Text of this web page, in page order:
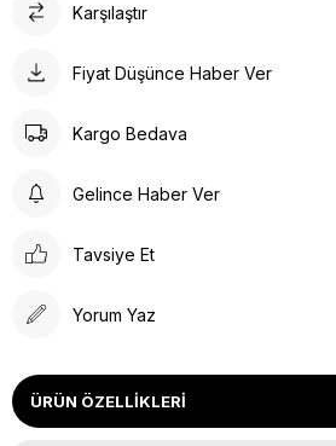
Karşılaştır
Fiyat Düşünce Haber Ver
Kargo Bedava
Gelince Haber Ver
Tavsiye Et
Yorum Yaz
ÜRÜN ÖZELLIKLERI